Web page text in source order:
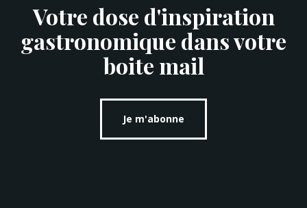
Votre dose d'inspiration
gastronomique dans votre
boite mail
Je m'abonne